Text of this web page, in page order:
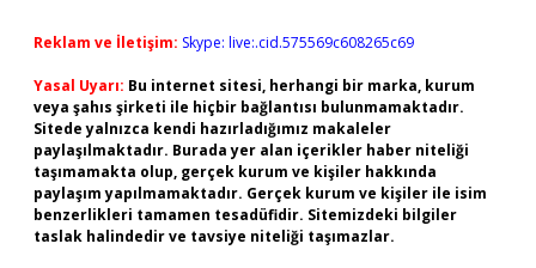
Reklam ve İletişim: Skype: live:.cid.575569c608265c69
Yasal Uyarı: Bu internet sitesi, herhangi bir marka, kurum
veya şahıs şirketi ile hiçbir bağlantısı bulunmamaktadır.
Sitede yalnızca kendi hazırladığımız makaleler
paylaşılmaktadır. Burada yer alan içerikler haber niteliği
taşımamakta olup, gerçek kurum ve kişiler hakkında
paylaşım yapılmamaktadır. Gerçek kurum ve kişiler ile isim
benzerlikleri tamamen tesadüfidir. Sitemizdeki bilgiler
taslak halindedir ve tavsiye niteliği taşımazlar.